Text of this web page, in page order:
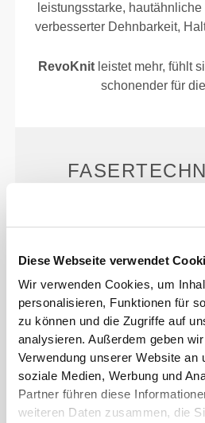
Diese Webseite verwendet
Wir verwenden Cookies, um
personalisieren, Funktionen für
zu können und die Zugriffe auf
analysieren. Außerdem geben
Verwendung unserer Website an
soziale Medien, Werbung und
Partner führen diese
weiteren Daten zusammen, die
leistungsstarke,
verbesserter Dehnbarkeit,
RevoKnitleistet mehr, fühlt
schonender für
PoliStretch© ist unsere
Labor entwickelte
Maß an Kompression mit
bessere Leistung,
PoliStretch© hält dich
viel